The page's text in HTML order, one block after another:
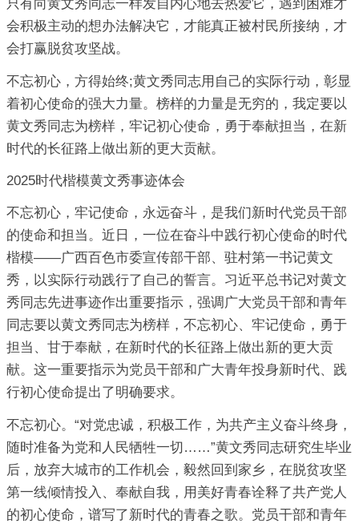
只有向黄文秀同志一样发自内心地去热爱它，遇到困难才
会积极主动的想办法解决它，才能真正被村民所接纳，才
会打赢脱贫攻坚战。
不忘初心，方得始终;黄文秀同志用自己的实际行动，彰显
着初心使命的强大力量。榜样的力量是无穷的，我定要以
黄文秀同志为榜样，牢记初心使命，勇于奉献担当，在新
时代的长征路上做出新的更大贡献。
2025时代楷模黄文秀事迹体会
不忘初心，牢记使命，永远奋斗，是我们新时代党员干部
的使命和担当。近日，一位在奋斗中践行初心使命的时代
楷模――广西百色市委宣传部干部、驻村第一书记黄文
秀，以实际行动践行了自己的誓言。习近平总书记对黄文
秀同志先进事迹作出重要指示，强调广大党员干部和青年
同志要以黄文秀同志为榜样，不忘初心、牢记使命，勇于
担当、甘于奉献，在新时代的长征路上做出新的更大贡
献。这一重要指示为党员干部和广大青年投身新时代、践
行初心使命提出了明确要求。
不忘初心。“对党忠诚，积极工作，为共产主义奋斗终身，
随时准备为党和人民牺牲一切……”黄文秀同志研究生毕业
后，放弃大城市的工作机会，毅然回到家乡，在脱贫攻坚
第一线倾情投入、奉献自我，用美好青春诠释了共产党人
的初心使命，谱写了新时代的青春之歌。党员干部和青年